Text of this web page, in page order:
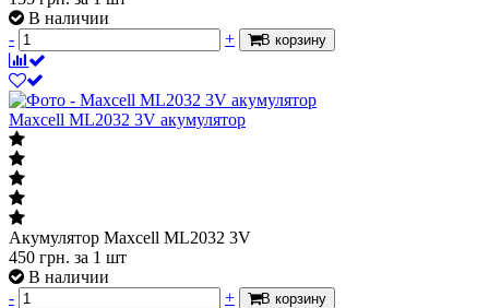
В наличии
-
+ В корзину
Maxcell ML2032 3V акумулятор
Акумулятор Maxcell ML2032 3V
450 грн. за 1 шт
В наличии
-
+ В корзину